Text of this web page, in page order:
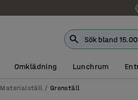
Omklädning Lunchrum
Materialställ Grenställ